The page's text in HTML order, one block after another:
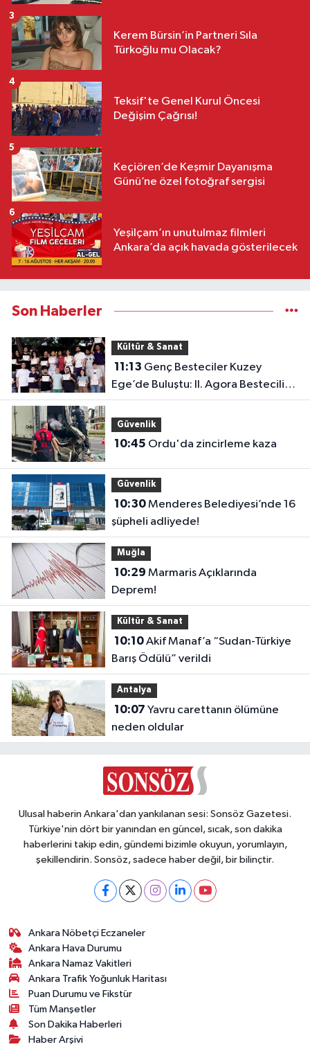
Kerem Bürsin’in Partneri Sıla
Türkoğlu mu Olacak?
3
Teksif'te Genel Kurul Öncesi
Değişim Çağrısı!
4
Keçiören’de Keşmir Dayanışma
Günü’ne özel fotoğraf sergisi
5
Yeşilçam’ın unutulmaz filmleri
Ankara’da açık havada gösterilecek
6
Son Haberler
Kültür & Sanat
11:13
Ege’de Buluştu: II. Agora Bestecilik
Kampı Başladı
Güvenlik
10:45 Ordu'da zincirleme kaza
Güvenlik
10:30Menderes Belediyesi’nde 16
şüpheli adliyede!
Muğla
10:29
Deprem!
Kültür & Sanat
10:10Akif Manaf’a “Sudan-Türkiye
Barış Ödülü” verildi
Antalya
10:07
neden oldular
Ulusal haberin Ankara'dan yankılanan sesi: Sonsöz Gazetesi.
Türkiye'nin dört bir yanından en güncel, sıcak, son dakika
haberlerini takip edin, gündemi bizimle okuyun, yorumlayın,
şekillendirin. Sonsöz, sadece haber değil, bir bilinçtir.
Ankara Nöbetçi Eczaneler
Ankara Hava Durumu
Ankara Namaz Vakitleri
Ankara Trafik Yoğunluk Haritası
Puan Durumu ve Fikstür
Tüm Manşetler
Son Dakika Haberleri
Haber Arşivi